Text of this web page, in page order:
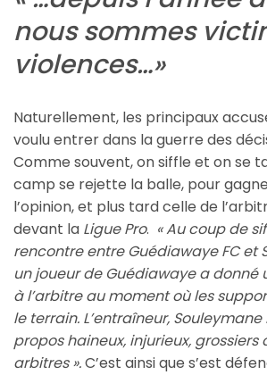
nous sommes
violences…»
Naturellement, les principaux
voulu entrer dans la guerre des
Comme souvent, on siffle et on se
camp se rejette la balle, pour
l’opinion, et plus tard celle de
devant la Ligue Pro. « Au coup de
rencontre entre Guédiawaye FC et
un joueur de Guédiawaye a donné
à l’arbitre au moment où les
le terrain. L’entraîneur,
propos haineux, injurieux, grossiers
arbitres ».C’est ainsi que s’est